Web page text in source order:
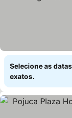
Selecione as
exatos.